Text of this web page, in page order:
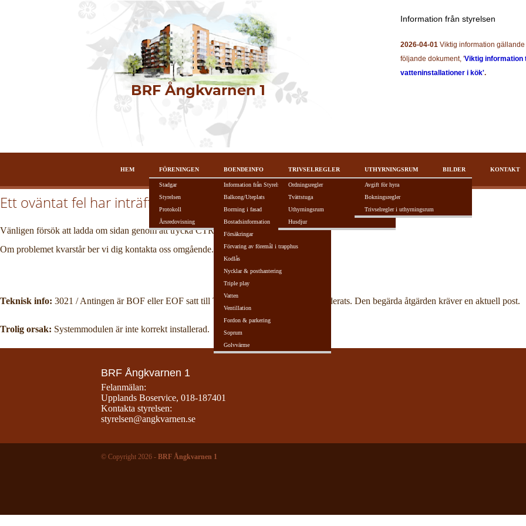
Information från styrelsen
2026-04-01 Viktig information
följande dokument, 'Viktig information
vatteninstallationer i kök'.
HEM FÖRENINGEN
Stadgar
Styrelsen
Protokoll
Årsredovisning
BOENDEINFO
Information från Styrelsen
Balkong/Uteplats
Borrning i fasad
Bostadsinformation
Försäkringar
Förvaring av föremål i trapphus
Kodlås
Nycklar & posthantering
Triple play
Vatten
Ventillation
Fordon & parkering
Soprum
Golvvärme
TRIVSELREGLER
Ordningsregler
Tvättstuga
Uthyrningsrum
Husdjur
UTHYRNINGSRUM
Avgift för hyra
Bokningsregler
Trivselregler i uthyrningsrum
BILDER KONTAKT
Ett oväntat fel har inträffat!
Vänligen försök att ladda om sidan genom att trycka CTRL + R alternativt F5-tangenten.
Om problemet kvarstår ber vi dig kontakta oss omgående.
Teknisk info: 3021 / Antingen är BOF eller EOF satt till True, eller så har aktuell post raderats. Den begärda åtgärden kräver en aktuell post.
Trolig orsak: Systemmodulen är inte korrekt installerad.
BRF Ångkvarnen 1
Felanmälan:
Upplands Boservice, 018-187401
Kontakta styrelsen:
styrelsen@angkvarnen.se
© Copyright 2026 - BRF Ångkvarnen 1